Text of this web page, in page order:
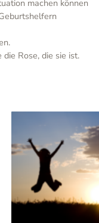
machen können
Rose, die sie ist.